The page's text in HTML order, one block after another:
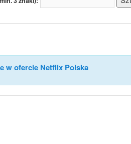
w ofercie Netflix Polska